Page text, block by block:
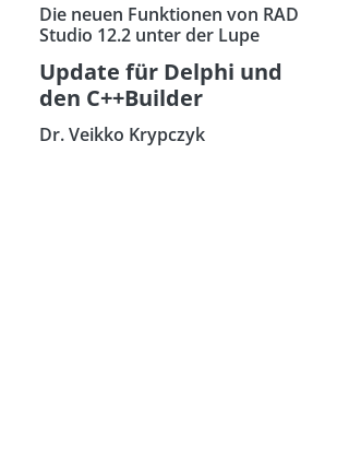
Die neuen Funktionen von RAD
Studio 12.2 unter der Lupe
Update für Delphi und
den C++Builder
Dr. Veikko Krypczyk